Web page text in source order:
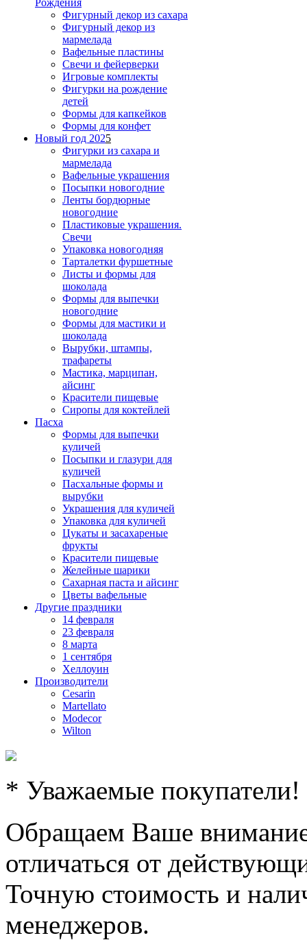
Фигурный декор из сахара
Фигурный декор из
мармелада
Вафельные пластины
Свечи и фейерверки
Игровые комплекты
Фигурки на рождение
детей
Формы для капкейков
Формы для конфет
Новый год 2025
Фигурки из сахара и
мармелада
Вафельные украшения
Посыпки новогодние
Ленты бордюрные
новогодние
Пластиковые украшения.
Свечи
Упаковка новогодняя
Тарталетки фуршетные
Листы и формы для
шоколада
Формы для выпечки
новогодние
Формы для мастики и
шоколада
Вырубки, штампы,
трафареты
Мастика, марципан,
айсинг
Красители пищевые
Сиропы для коктейлей
Пасха
Формы для выпечки
куличей
Посыпки и глазури для
куличей
Пасхальные формы и
вырубки
Украшения для куличей
Упаковка для куличей
Цукаты и засахареные
фрукты
Красители пищевые
Желейные шарики
Сахарная паста и айсинг
Цветы вафельные
Другие праздники
14 февраля
23 февраля
8 марта
1 сентября
Хеллоуин
Производители
Cesarin
Martellato
Modecor
Wilton
* Уважаемые покупатели!
Обращаем Ваше
отличаться от
Точную стоимость и
менеджеров.